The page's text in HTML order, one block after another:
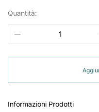
Quantità:
Informazioni Prodotti